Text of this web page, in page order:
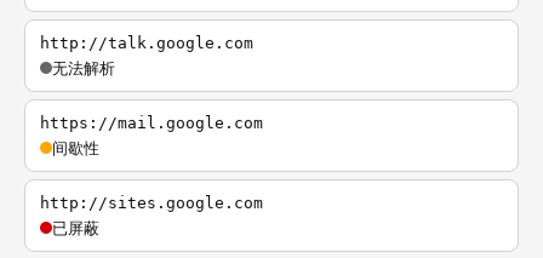
http://talk.google.com
无法解析
https://mail.google.com
间歇性
http://sites.google.com
已屏蔽